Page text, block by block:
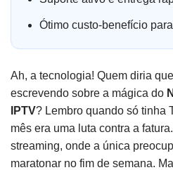
Ótimo custo-benefício
Ah, a tecnologia! Quem diria
escrevendo sobre a mágica do
IPTV? Lembro quando só tinha
mês era uma luta contra a
streaming, onde a única
maratonar no fim de semana.